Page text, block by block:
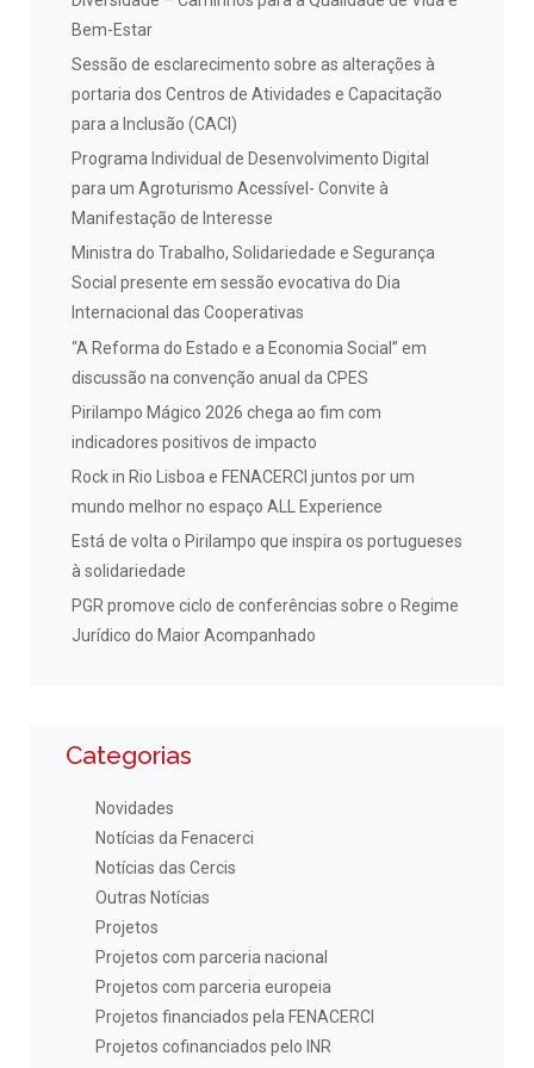
Bem-Estar
Sessão de esclarecimento sobre as alterações à
portaria dos Centros de Atividades e Capacitação
para a Inclusão (CACI)
Programa Individual de Desenvolvimento Digital
para um Agroturismo Acessível- Convite à
Manifestação de Interesse
Ministra do Trabalho, Solidariedade e Segurança
Social presente em sessão evocativa do Dia
Internacional das Cooperativas
“A Reforma do Estado e a Economia Social” em
discussão na convenção anual da CPES
Pirilampo Mágico 2026 chega ao fim com
indicadores positivos de impacto
Rock in Rio Lisboa e FENACERCI juntos por um
mundo melhor no espaço ALL Experience
Está de volta o Pirilampo que inspira os portugueses
à solidariedade
PGR promove ciclo de conferências sobre o Regime
Jurídico do Maior Acompanhado
Categorias
Novidades
Notícias da Fenacerci
Notícias das Cercis
Outras Notícias
Projetos
Projetos com parceria nacional
Projetos com parceria europeia
Projetos financiados pela FENACERCI
Projetos cofinanciados pelo INR